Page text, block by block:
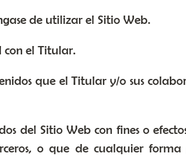
de utilizar el Sitio Web.
con el Titular.
que el Titular y/o sus
del Sitio Web con fines o
o que de cualquier